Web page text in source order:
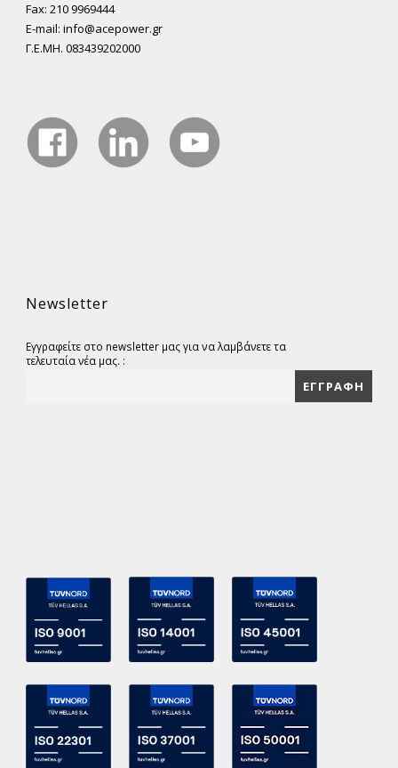
Fax: 210 9969444
E-mail: info@acepower.gr
Γ.Ε.ΜΗ. 083439202000
Newsletter
Εγγραφείτε στο newsletter μας για να λαμβάνετε τα
τελευταία νέα μας. :